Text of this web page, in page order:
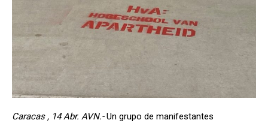
Caracas , 14 Abr. AVN.-Un grupo de manifestantes